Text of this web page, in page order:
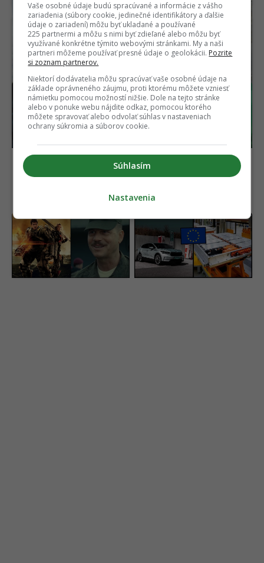
Horor, ktorý desil celú
generáciu, je späť. Nový
film ukazuje čistú hrôzu
(VIDEO)
OFICIÁLNE: Matrix
dostane nový film,
hlavná hviezda sa
vyjadrila jasne
Výsmech divákom.
Netflix pridal do ponuky
geniálne filmy, pozrie si
ich málokto
Európska únia chce
zrušiť šedú zónu
elektromobilov. Prísne
nariadenie začne platiť
už tento rok
Vaše osobné údaje budú spracúvané a informácie z vášho
zariadenia (súbory cookie, jedinečné identifikátory a ďalšie
údaje o zariadení) môžu byť ukladané a používané
225 partnermi a môžu s nimi byť zdieľané alebo môžu byť
využívané konkrétne týmito webovými stránkami. My a naši
partneri môžeme používať presné údaje o geolokácii. Pozrite
si zoznam partnerov.
Niektorí dodávatelia môžu spracúvať vaše osobné údaje na
základe oprávneného záujmu, proti ktorému môžete vzniesť
námietku pomocou možností nižšie. Dole na tejto stránke
alebo v ponuke webu nájdite odkaz, pomocou ktorého
môžete spravovať alebo odvolať súhlas v nastaveniach
ochrany súkromia a súborov cookie.
Súhlasím
Nastavenia